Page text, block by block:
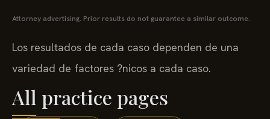
Attorney advertising. Prior results do not guarantee a similar outcome.
Los resultados de cada caso dependen de una
variedad de factores ?nicos a cada caso.
All practice pages